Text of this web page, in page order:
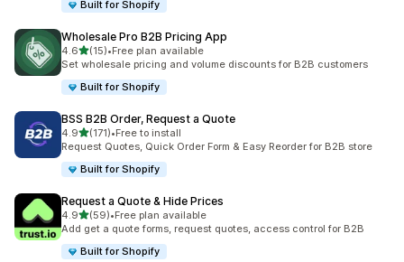
Built for Shopify
Wholesale Pro B2B Pricing App
4.6별 5개 중
(15)
총 리뷰 15개
•Free plan available
Set wholesale pricing and volume discounts for B2B customers
Built for Shopify
BSS B2B Order, Request a Quote
4.9별 5개 중
(171)
총 리뷰 171개
•Free to install
Request Quotes, Quick Order Form & Easy Reorder for B2B store
Built for Shopify
Request a Quote & Hide Prices
4.9별 5개 중
(59)
총 리뷰 59개
•Free plan available
Add get a quote forms, request quotes, access control for B2B
Built for Shopify